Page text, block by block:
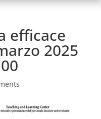
efficace
2025